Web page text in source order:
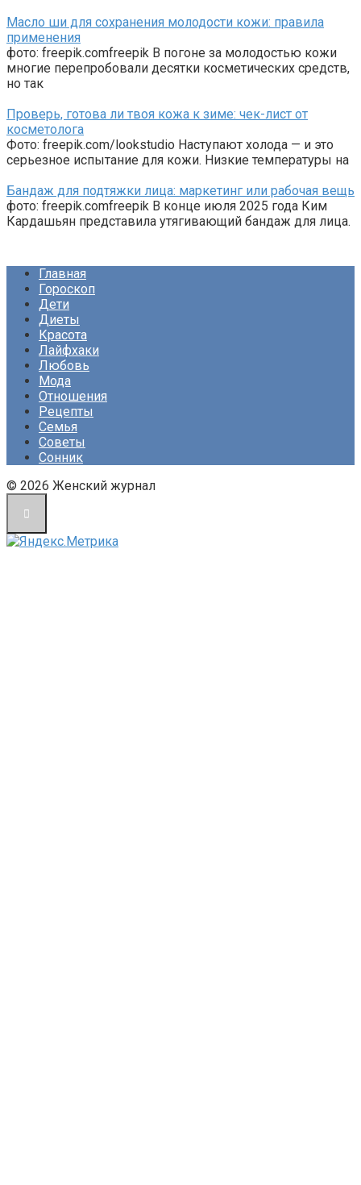
Масло ши для сохранения молодости кожи: правила
применения
фото: freepik.comfreepik В погоне за молодостью кожи
многие перепробовали десятки косметических средств,
но так
Проверь, готова ли твоя кожа к зиме: чек-лист от
косметолога
Фото: freepik.com/lookstudio Наступают холода — и это
серьезное испытание для кожи. Низкие температуры на
Бандаж для подтяжки лица: маркетинг или рабочая вещь
фото: freepik.comfreepik В конце июля 2025 года Ким
Кардашьян представила утягивающий бандаж для лица.
Главная
Гороскоп
Дети
Диеты
Красота
Лайфхаки
Любовь
Мода
Отношения
Рецепты
Семья
Советы
Сонник
© 2026 Женский журнал